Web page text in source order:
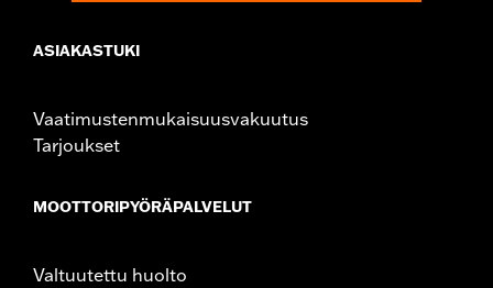
ASIAKASTUKI
Vaatimustenmukaisuusvakuutus
Tarjoukset
MOOTTORIPYÖRÄPALVELUT
Valtuutettu huolto